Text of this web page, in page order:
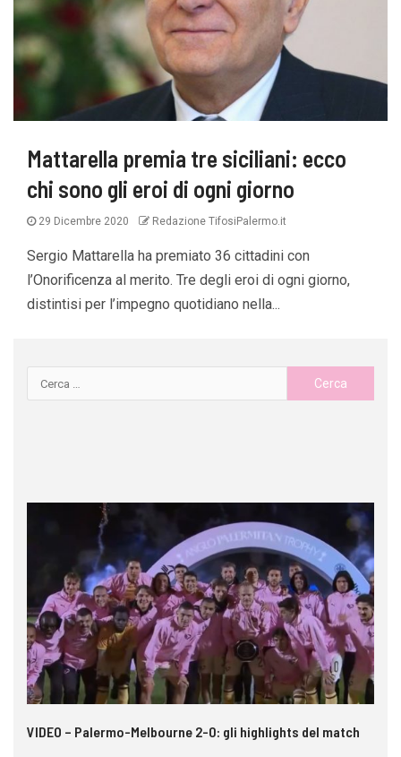
Mattarella premia tre siciliani: ecco
chi sono gli eroi di ogni giorno
29 Dicembre 2020 Redazione TifosiPalermo.it
Sergio Mattarella ha premiato 36 cittadini con
l’Onorificenza al merito. Tre degli eroi di ogni giorno,
distintisi per l’impegno quotidiano nella...
VIDEO – Palermo-Melbourne 2-0: gli highlights del match